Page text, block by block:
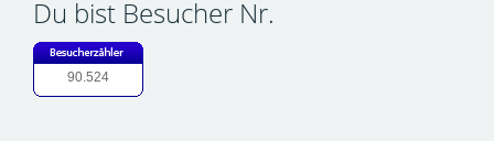
Du bist Besucher Nr.
90.524